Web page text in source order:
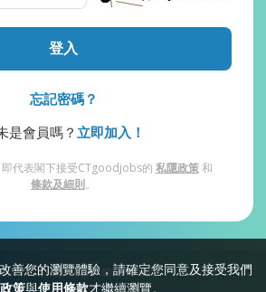
善您的瀏覽體驗，請確定您同意及接受我們
策與使用條款才繼續瀏覽。
登入
忘記密碼？
是會員嗎？ 立即加入！
代表閣下接受CTgoodjobs的 私隱政策和
條款及細則。
引 常見問題 私隱 條款及細則